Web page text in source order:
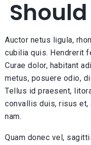
Auctor netus ligula,
cubilia quis. Hendrerit
Curae dolor, habitant
metus, posuere odio,
Tellus id praesent,
convallis duis, risus et,
nam.
Quam donec vel,